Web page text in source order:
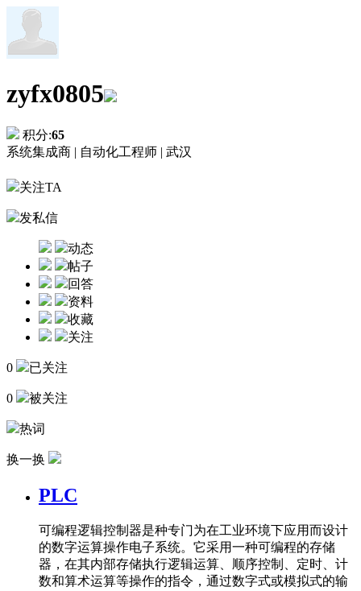
zyfx0805
积分:65
系统集成商 | 自动化工程师 | 武汉
关注TA
发私信
动态
帖子
回答
资料
收藏
关注
0 已关注
0 被关注
热词
换一换
PLC
可编程逻辑控制器是种专门为在工业环境下应用而设计
的数字运算操作电子系统。它采用一种可编程的存储
器，在其内部存储执行逻辑运算、顺序控制、定时、计
数和算术运算等操作的指令，通过数字式或模拟式的输